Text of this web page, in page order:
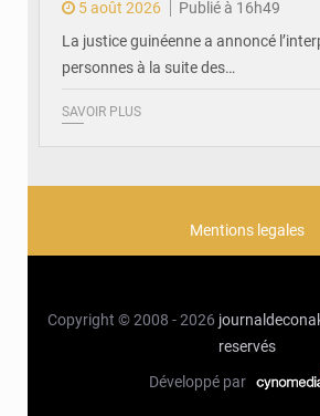
5 août 2026
Publié à 16h49
La justice guinéenne a annoncé
personnes à la suite des…
SAVOIR PLUS
Mentions legales
Copyright © 2008 - 2026
reservés
Développé par